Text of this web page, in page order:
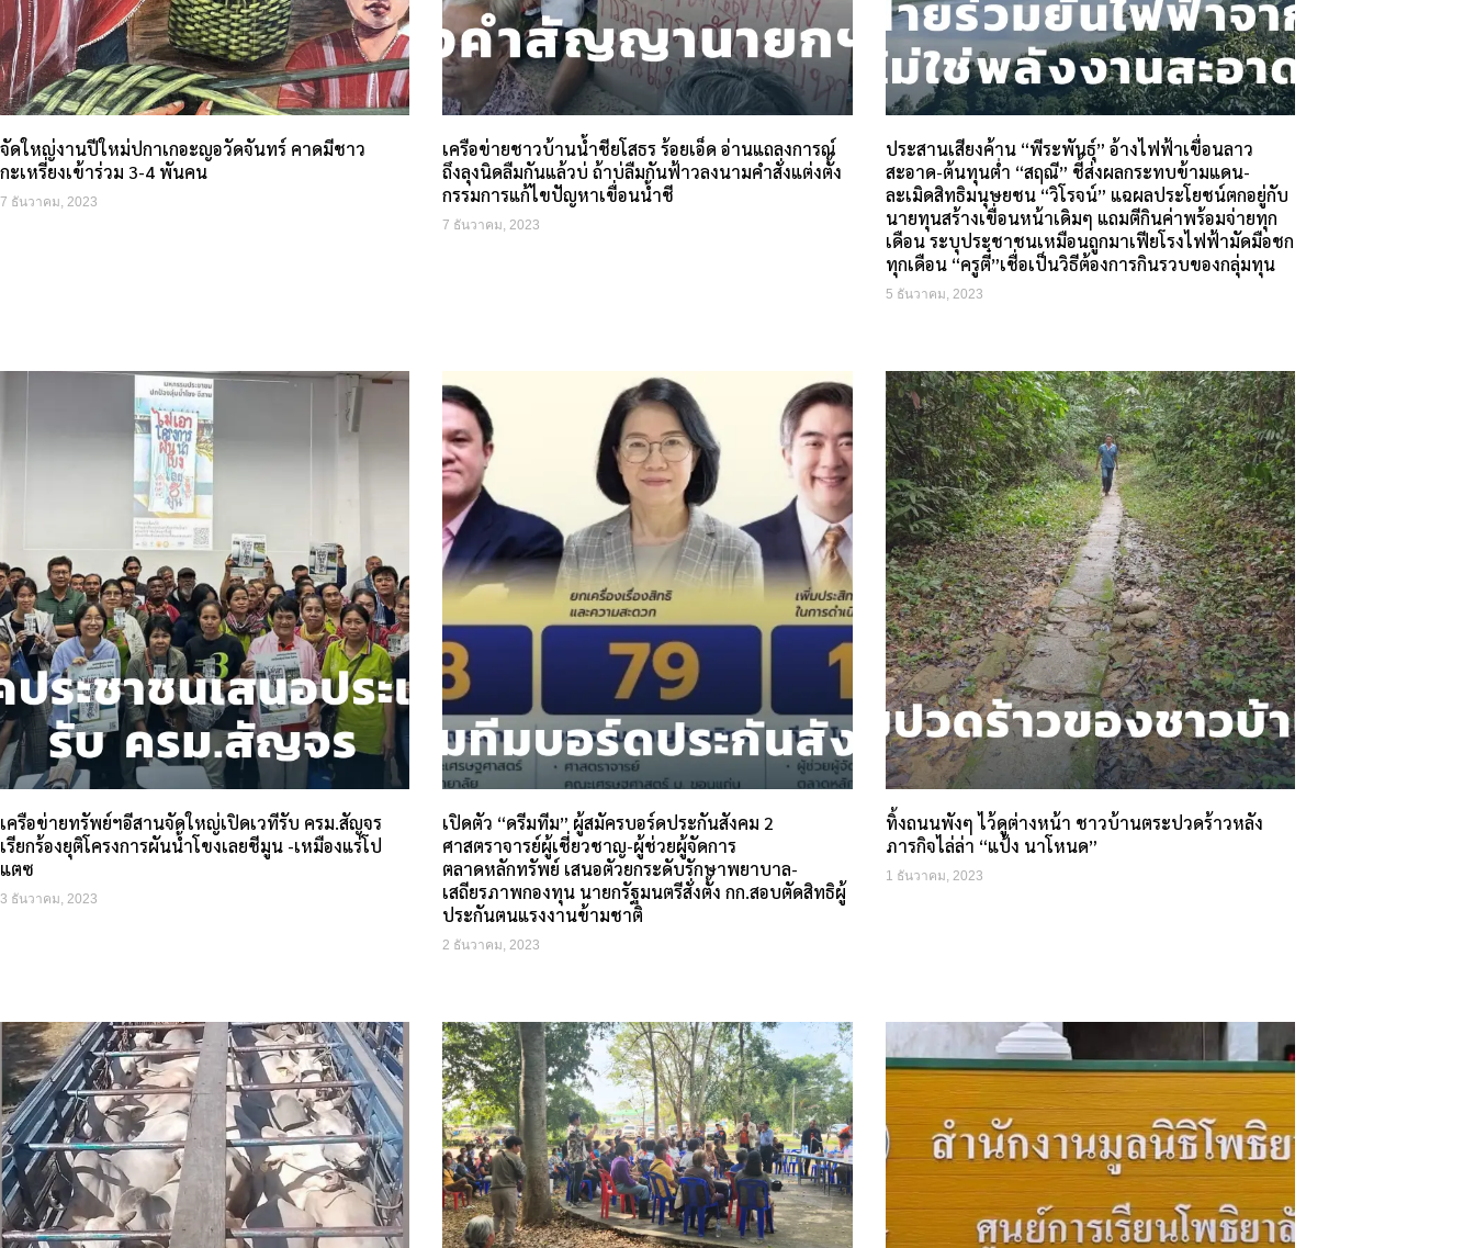
จัดใหญ่งานปีใหม่ปกาเกอะญอวัดจันทร์ คาดมีชาว
กะเหรี่ยงเข้าร่วม 3-4 พันคน
7 ธันวาคม, 2023
เครือข่ายชาวบ้านน้ำชียโสธร ร้อยเอ็ด อ่านแถลงการณ์
ถึงลุงนิดลืมกันแล้วบ่ ถ้าบ่ลืมกันฟ้าวลงนามคำสั่งแต่งตั้ง
กรรมการแก้ไขปัญหาเขื่อนน้ำชี
7 ธันวาคม, 2023
ประสานเสียงค้าน “พีระพันธุ์” อ้างไฟฟ้าเขื่อนลาว
สะอาด-ต้นทุนต่ำ “สฤณี” ชี้ส่งผลกระทบข้ามแดน-
ละเมิดสิทธิมนุษยชน “วิโรจน์” แฉผลประโยชน์ตกอยู่กับ
นายทุนสร้างเขื่อนหน้าเดิมๆ แถมตีกินค่าพร้อมจ่ายทุก
เดือน ระบุประชาชนเหมือนถูกมาเฟียโรงไฟฟ้ามัดมือชก
ทุกเดือน “ครูตี๋”เชื่อเป็นวิธีต้องการกินรวบของกลุ่มทุน
5 ธันวาคม, 2023
เครือข่ายทรัพย์ฯอีสานจัดใหญ่เปิดเวทีรับ ครม.สัญจร
เรียกร้องยุติโครงการผันน้ำโขงเลยชีมูน -เหมืองแร่โป
แตซ
3 ธันวาคม, 2023
เปิดตัว “ดรีมทีม” ผู้สมัครบอร์ดประกันสังคม 2
ศาสตราจารย์ผู้เชี่ยวชาญ-ผู้ช่วยผู้จัดการ
ตลาดหลักทรัพย์ เสนอตัวยกระดับรักษาพยาบาล-
เสถียรภาพกองทุน นายกรัฐมนตรีสั่งตั้ง กก.สอบตัดสิทธิผู้
ประกันตนแรงงานข้ามชาติ
2 ธันวาคม, 2023
ทิ้งถนนพังๆ ไว้ดูต่างหน้า ชาวบ้านตระปวดร้าวหลัง
ภารกิจไล่ล่า “แป้ง นาโหนด”
1 ธันวาคม, 2023